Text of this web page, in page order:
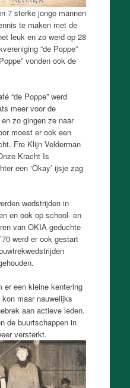
7 sterke jonge mannen
te maken met de
leuk en zo werd op 28
“de Poppe”
vonden ook de
“de Poppe” werd
meer voor de
zo gingen ze naar
moest er ook een
Fre Klijn Velderman
Kracht Is
een ‘Okay’ ijsje zag
wedstrijden in
en ook op school- en
van OKIA geduchte
werd er ook gestart
er een kleine kentering
maar nauwelijks
aan actieve leden.
de buurtschappen in
versterkt.